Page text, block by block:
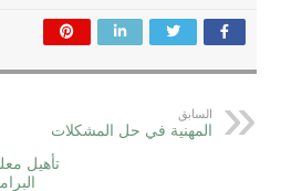
السابق
المهنية في حل المشكلات
تأهيل